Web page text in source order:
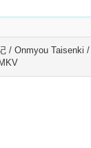
/ Onmyou Taisenki